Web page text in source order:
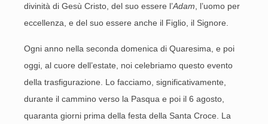
divinità di Gesù Cristo, del suo essere l’Adam , l’uomo per
eccellenza, e del suo essere anche il Figlio, il Signore.
Ogni anno nella seconda domenica di Quaresima, e poi
oggi, al cuore dell’estate, noi celebriamo questo evento
della trasfigurazione. Lo facciamo, significativamente,
durante il cammino verso la Pasqua e poi il 6 agosto,
quaranta giorni prima della festa della Santa Croce. La